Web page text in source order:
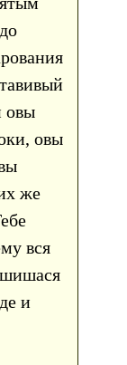
овы
овы
же
вся
и